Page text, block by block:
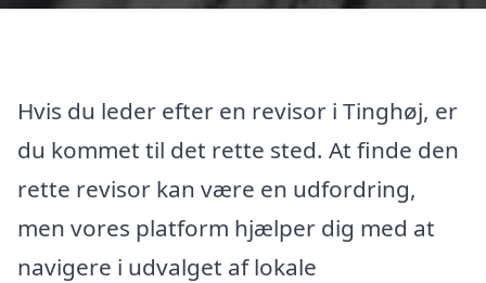
Hvis du leder efter en revisor i Tinghøj, er
du kommet til det rette sted. At finde den
rette revisor kan være en udfordring,
men vores platform hjælper dig med at
navigere i udvalget af lokale